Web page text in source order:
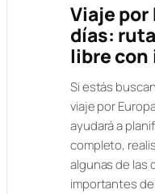
Viaje por
días:
libre
Si estás
viaje por
ayudará a
completo,
algunas de las
importantes